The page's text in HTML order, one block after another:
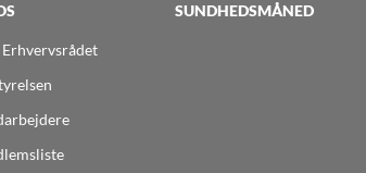
SUNDHEDSMÅNED